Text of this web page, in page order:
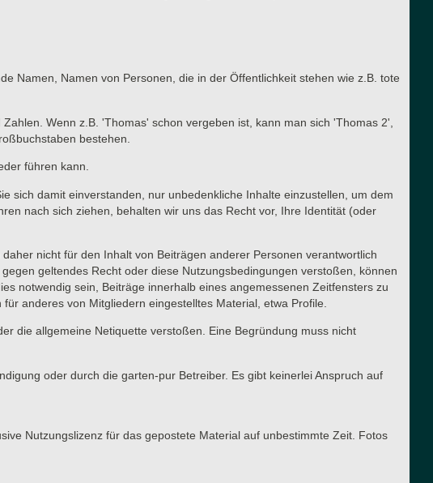
Namen, Namen von Personen, die in der Öffentlichkeit stehen wie z.B. tote
Wenn z.B. 'Thomas' schon vergeben ist, kann man sich 'Thomas 2',
bestehen.
führen kann.
sich damit einverstanden, nur unbedenkliche Inhalte einzustellen, um dem
nach sich ziehen, behalten wir uns das Recht vor, Ihre Identität (oder
nicht für den Inhalt von Beiträgen anderer Personen verantwortlich
geltendes Recht oder diese Nutzungsbedingungen verstoßen, können
notwendig sein, Beiträge innerhalb eines angemessenen Zeitfensters zu
anderes von Mitgliedern eingestelltes Material, etwa Profile.
die allgemeine Netiquette verstoßen. Eine Begründung muss nicht
oder durch die garten-pur Betreiber. Es gibt keinerlei Anspruch auf
Nutzungslizenz für das gepostete Material auf unbestimmte Zeit. Fotos